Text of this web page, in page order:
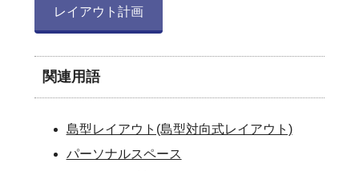
レイアウト計画
関連用語
島型レイアウト(島型対向式レイアウト)
パーソナルスペース